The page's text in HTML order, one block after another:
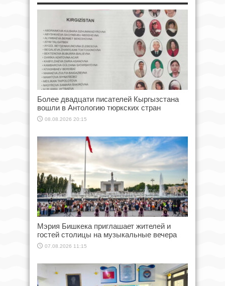
Более двадцати писателей Кыргызстана
вошли в Антологию тюркских стран
08.08.2026 20:15
Мэрия Бишкека приглашает жителей и
гостей столицы на музыкальные вечера
07.08.2026 11:15